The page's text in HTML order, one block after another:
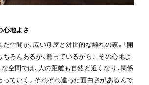
心地よさ
空間が、広い母屋と対比的な離れの家。「開
ろんあるが、籠っているからこその心地よ
空間では、人の距離も自然と近くなり、関係
ていく。それぞれ違った面白さがあるんで